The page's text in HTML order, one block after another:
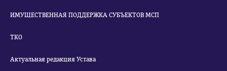
ИМУЩЕСТВЕННАЯ ПОДДЕРЖКА СУБЪЕКТОВ МСП
ТКО
Актуальная редакция Устава